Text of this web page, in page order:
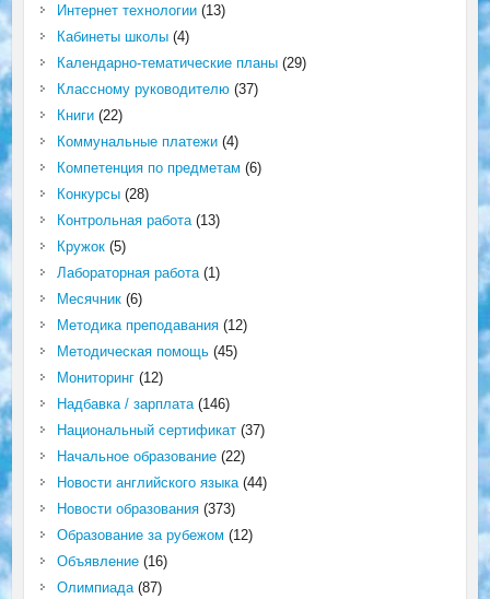
Интернет технологии(13)
Кабинеты школы(4)
Календарно-тематические планы(29)
Классному руководителю(37)
Книги(22)
Коммунальные платежи(4)
Компетенция по предметам (6)
Конкурсы(28)
Контрольная работа(13)
Кружок(5)
Лабораторная работа(1)
Месячник(6)
Методика преподавания(12)
Методическая помощь(45)
Мониторинг(12)
Надбавка / зарплата(146)
Национальный сертификат(37)
Начальное образование(22)
Новости английского языка(44)
Новости образования(373)
Образование за рубежом (12)
Объявление(16)
Олимпиада(87)